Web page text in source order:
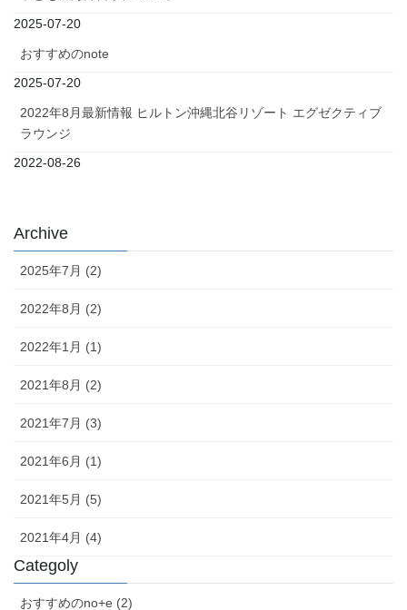
2025-07-20
おすすめのnote
2025-07-20
2022年8月最新情報 ヒルトン沖縄北谷リゾート エグゼクティブ
ラウンジ
2022-08-26
Archive
2025年7月 (2)
2022年8月 (2)
2022年1月 (1)
2021年8月 (2)
2021年7月 (3)
2021年6月 (1)
2021年5月 (5)
2021年4月 (4)
Categoly
おすすめのno+e (2)